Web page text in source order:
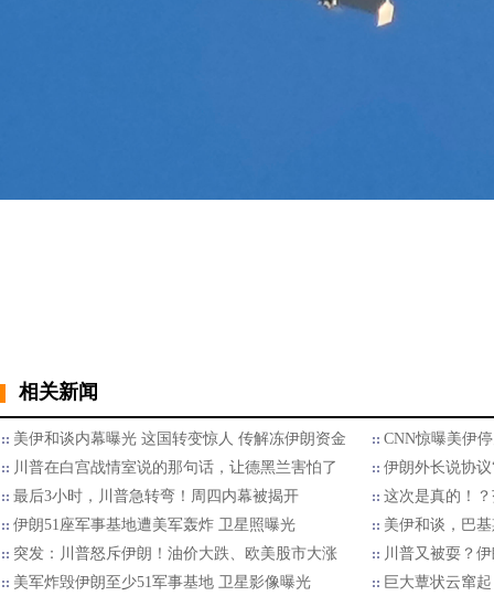
相关新闻
美伊和谈内幕曝光 这国转变惊人 传解冻伊朗资金
CNN惊曝美伊
川普在白宫战情室说的那句话，让德黑兰害怕了
伊朗外长说协
最后3小时，川普急转弯！周四内幕被揭开
这次是真的！
伊朗51座军事基地遭美军轰炸 卫星照曝光
美伊和谈，巴
突发：川普怒斥伊朗！油价大跌、欧美股市大涨
川普又被耍？
美军炸毁伊朗至少51军事基地 卫星影像曝光
巨大蕈状云窜